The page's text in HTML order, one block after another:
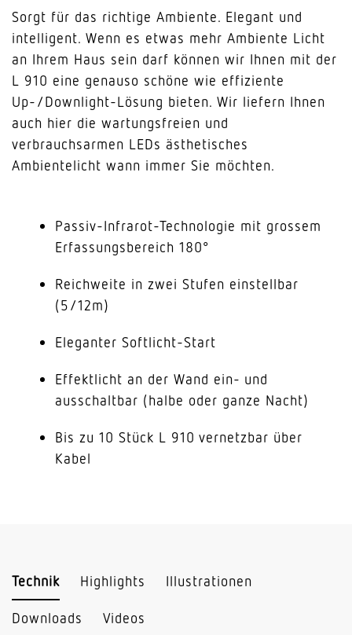
Sorgt für das richtige Ambiente. Elegant und
intelligent. Wenn es etwas mehr Ambiente Licht
an Ihrem Haus sein darf können wir Ihnen mit der
L 910 eine genauso schöne wie effiziente
Up-/Downlight-Lösung bieten. Wir liefern Ihnen
auch hier die wartungsfreien und
verbrauchsarmen LEDs ästhetisches
Ambientelicht wann immer Sie möchten.
Passiv-Infrarot-Technologie mit grossem
Erfassungsbereich 180°
Reichweite in zwei Stufen einstellbar
(5/12m)
Eleganter Softlicht-Start
Effektlicht an der Wand ein- und
ausschaltbar (halbe oder ganze Nacht)
Bis zu 10 Stück L 910 vernetzbar über
Kabel
Technik Highlights Illustrationen
Downloads Videos